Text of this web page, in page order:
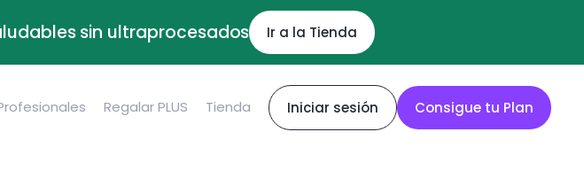
sin ultraprocesados Ir a la Tienda
Regalar PLUS Tienda Iniciar sesión Consigue tu Plan